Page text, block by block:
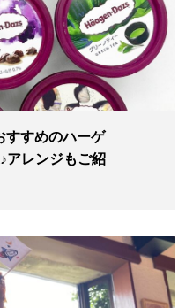
すすめのハーゲ
アレンジもご紹